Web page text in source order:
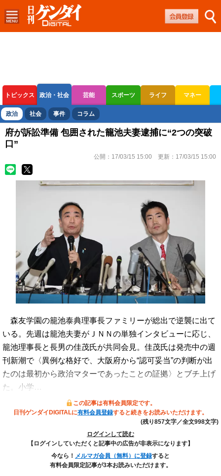
トピックス 政治・社会 芸能 スポーツ ライフ マネー
ボートレース 競輪 オートレース
政治 社会 事件 コラム
府が訴訟準備 包囲された籠池夫妻逮捕に“2つの突破
口”
公開： 17/03/15 15:00 更新： 17/03/15 15:00
森友学園の籠池泰典理事長ファミリーが総出で逆襲に出て
いる。先週は籠池夫妻がＪＮＮの単独インタビューに応じ、
籠池理事長と長男の佳茂氏が共同会見。佳茂氏は発売中の週
刊新潮で〈異例な格好で、大阪府から“認可妥当”の判断が出
たのは最初から政治マターであったことの証拠〉とブチ上げ
た。小学…
この記事は有料会員限定です。
日刊ゲンダイDIGITALに有料会員登録すると続きをお読みいただけます。
(残り857文字／全文998文字)
ログインして読む
【ログインしていただくと記事中の広告が非表示になります】
今なら！ メルマガ会員（無料）に登録すると
有料会員限定記事が3本お読みいただけます。